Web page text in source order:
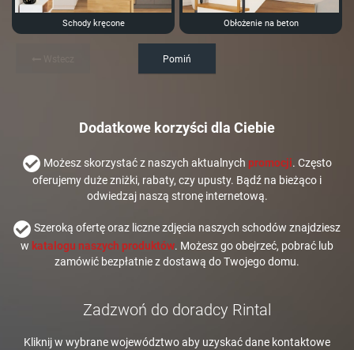
Schody kręcone Obłożenie na beton
Pomiń
Dodatkowe korzyści dla Ciebie
Możesz skorzystać z naszych aktualnych promocji. Często
oferujemy duże zniżki, rabaty, czy upusty. Bądź na bieżąco i
odwiedzaj naszą stronę internetową.
Szeroką ofertę oraz liczne zdjęcia naszych schodów znajdziesz
w katalogu naszych produktów. Możesz go obejrzeć, pobrać lub
zamówić bezpłatnie z dostawą do Twojego domu.
Zadzwoń do doradcy Rintal
Kliknij w wybrane województwo aby uzyskać dane kontaktowe